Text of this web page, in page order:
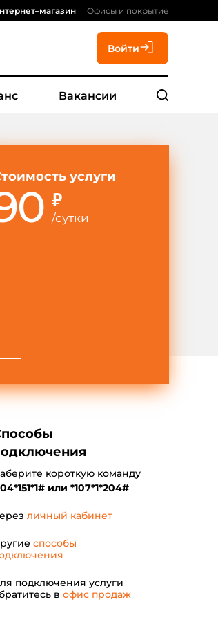
Офисы и покрытие
Войти
Вакансии
услуги
₽
/сутки
короткую команду
или *107*1*204#
личный кабинет
способы
подключения услуги
в офис продаж